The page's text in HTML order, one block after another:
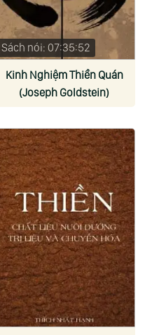
Sách nói: 07:35:52
Kinh Nghiệm Thiền Quán
(Joseph Goldstein)